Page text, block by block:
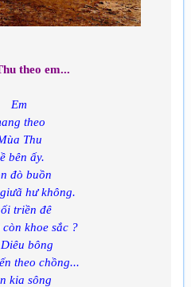
theo em...
Em
theo
Thu
bên ấy.
đò buồn
hư không.
triền đê
khoe sắc ?
bông
theo chồng...
kia sông